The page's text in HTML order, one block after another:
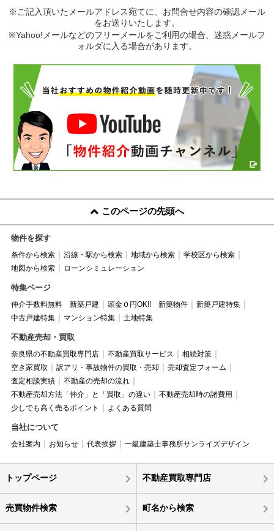
※ご記入頂いたメールアドレス宛てに、お問合せ内容の確認メール
をお送りいたします。
※Yahoo!メールなどのフリーメールをご利用の場合、迷惑メールフ
ォルダに入る場合があります。
このページの先頭へ
物件を探す
条件から検索 沿線・駅から検索 地域から検索
学校区から検索
地図から検索
ローンシミュレーション
特集ページ
仲介手数料無料 新築戸建 頭金０円OK!! 新築物件
新築戸建特集
中古戸建特集
マンション特集 土地特集
不動産売却・買取
奈良県の不動産買取専門店 不動産買取サービス
相続対策
空き家買取
訳アリ・事故物件の買取・売却
売却査定フォーム
査定相談実績
不動産の売却の流れ
不動産売却方法「仲介」と「買取」の違い
不動産売却時の諸費用
少しでも高く売るポイント
よくある質問
当社について
会社案内 お知らせ 代表挨拶 一級建築士事務所サンライズデザイン
トップページ 不動産買取専門店
売買物件検索 町名から検索